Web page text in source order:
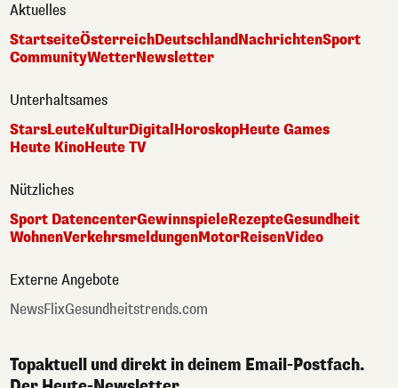
Aktuelles
StartseiteÖsterreichDeutschlandNachrichtenSport
CommunityWetterNewsletter
Unterhaltsames
StarsLeuteKulturDigital HoroskopHeute Games
Heute KinoHeute TV
Nützliches
Sport DatencenterGewinnspieleRezepteGesundheit
WohnenVerkehrsmeldungenMotorReisenVideo
Externe Angebote
NewsFlixGesundheitstrends.com
Topaktuell und direkt in deinem Email-Postfach.